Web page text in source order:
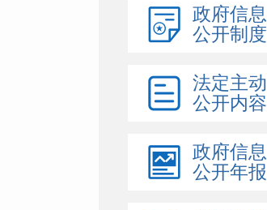
政府信息
公开制度
法定主动
公开内容
政府信息
公开年报